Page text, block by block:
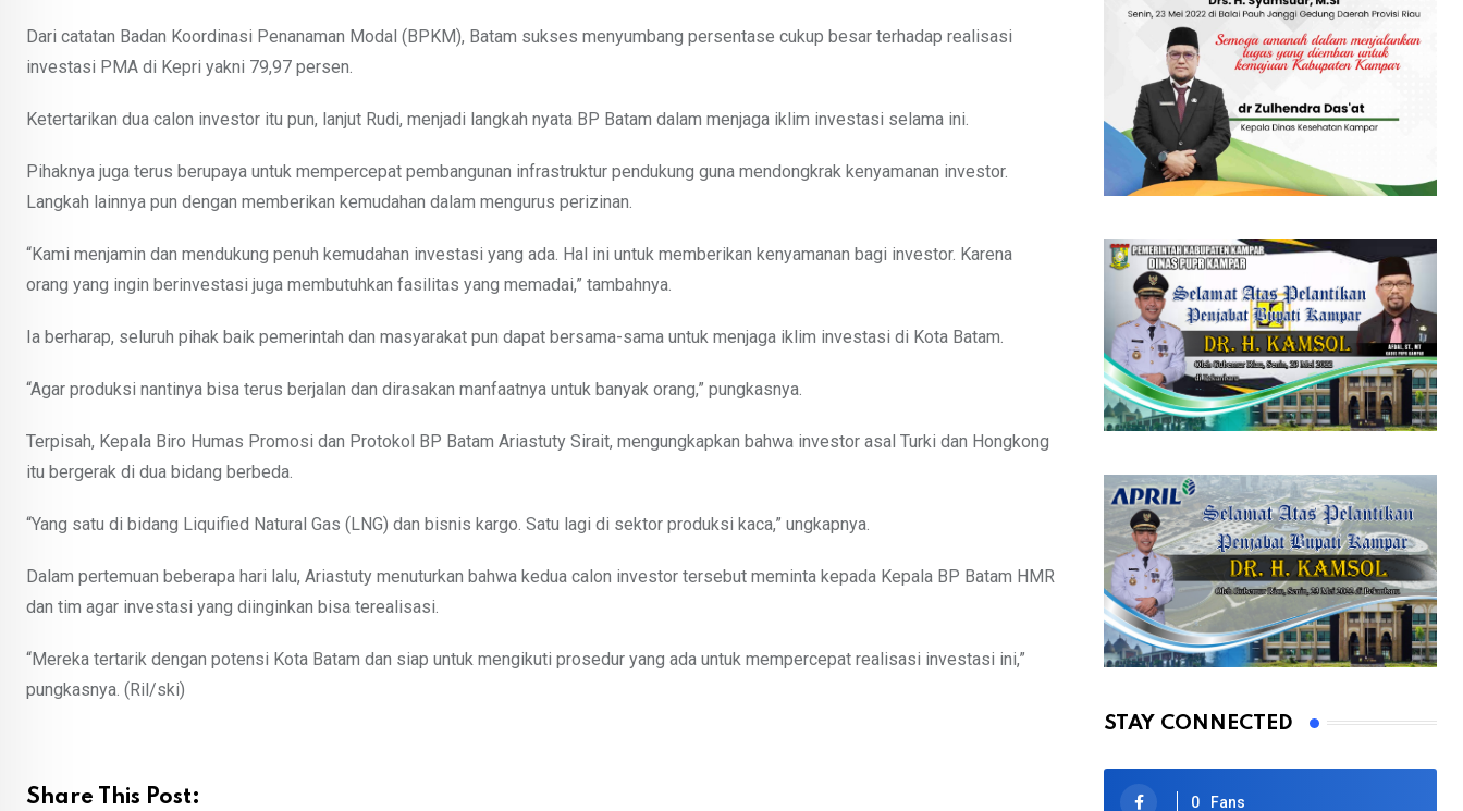
Dari catatan Badan Koordinasi Penanaman Modal (BPKM), Batam sukses menyumbang persentase cukup besar terhadap realisasi
investasi PMA di Kepri yakni 79,97 persen.
Ketertarikan dua calon investor itu pun, lanjut Rudi, menjadi langkah nyata BP Batam dalam menjaga iklim investasi selama ini.
Pihaknya juga terus berupaya untuk mempercepat pembangunan infrastruktur pendukung guna mendongkrak kenyamanan investor.
Langkah lainnya pun dengan memberikan kemudahan dalam mengurus perizinan.
“Kami menjamin dan mendukung penuh kemudahan investasi yang ada. Hal ini untuk memberikan kenyamanan bagi investor. Karena
orang yang ingin berinvestasi juga membutuhkan fasilitas yang memadai,” tambahnya.
Ia berharap, seluruh pihak baik pemerintah dan masyarakat pun dapat bersama-sama untuk menjaga iklim investasi di Kota Batam.
“Agar produksi nantinya bisa terus berjalan dan dirasakan manfaatnya untuk banyak orang,” pungkasnya.
Terpisah, Kepala Biro Humas Promosi dan Protokol BP Batam Ariastuty Sirait, mengungkapkan bahwa investor asal Turki dan Hongkong
itu bergerak di dua bidang berbeda.
“Yang satu di bidang Liquified Natural Gas (LNG) dan bisnis kargo. Satu lagi di sektor produksi kaca,” ungkapnya.
Dalam pertemuan beberapa hari lalu, Ariastuty menuturkan bahwa kedua calon investor tersebut meminta kepada Kepala BP Batam HMR
dan tim agar investasi yang diinginkan bisa terealisasi.
“Mereka tertarik dengan potensi Kota Batam dan siap untuk mengikuti prosedur yang ada untuk mempercepat realisasi investasi ini,”
pungkasnya. (Ril/ski)
Share This Post:
STAY CONNECTED
0 Fans